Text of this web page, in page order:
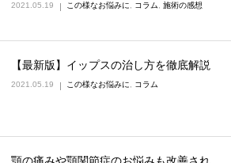
2021.05.19 この様なお悩みに コラム 施術の感想
【最新版】イップスの治し方を徹底解説
2021.05.19 この様なお悩みに コラム
顎の痛みや顎関節症のお悩みも改善され